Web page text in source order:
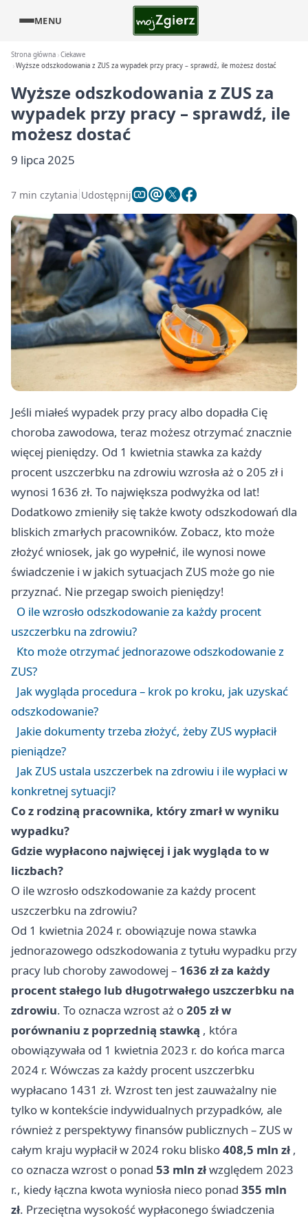
MENU
Strona główna Ciekawe
Wyższe odszkodowania z ZUS za wypadek przy pracy – sprawdź, ile możesz dostać
Wyższe odszkodowania z ZUS za
wypadek przy pracy – sprawdź, ile
możesz dostać
9 lipca 2025
7 min czytania Udostępnij
Jeśli miałeś wypadek przy pracy albo dopadła Cię
choroba zawodowa, teraz możesz otrzymać znacznie
więcej pieniędzy. Od 1 kwietnia stawka za każdy
procent uszczerbku na zdrowiu wzrosła aż o 205 zł i
wynosi 1636 zł. To największa podwyżka od lat!
Dodatkowo zmieniły się także kwoty odszkodowań dla
bliskich zmarłych pracowników. Zobacz, kto może
złożyć wniosek, jak go wypełnić, ile wynosi nowe
świadczenie i w jakich sytuacjach ZUS może go nie
przyznać. Nie przegap swoich pieniędzy!
O ile wzrosło odszkodowanie za każdy procent
uszczerbku na zdrowiu?
Kto może otrzymać jednorazowe odszkodowanie z
ZUS?
Jak wygląda procedura – krok po kroku, jak uzyskać
odszkodowanie?
Jakie dokumenty trzeba złożyć, żeby ZUS wypłacił
pieniądze?
Jak ZUS ustala uszczerbek na zdrowiu i ile wypłaci w
konkretnej sytuacji?
Co z rodziną pracownika, który zmarł w wyniku
wypadku?
Gdzie wypłacono najwięcej i jak wygląda to w
liczbach?
O ile wzrosło odszkodowanie za każdy procent
uszczerbku na zdrowiu?
Od 1 kwietnia 2024 r. obowiązuje nowa stawka
jednorazowego odszkodowania z tytułu wypadku przy
pracy lub choroby zawodowej – 1636 zł za każdy
procent stałego lub długotrwałego uszczerbku na
zdrowiu. To oznacza wzrost aż o205 zł w
porównaniu z poprzednią stawką , która
obowiązywała od 1 kwietnia 2023 r. do końca marca
2024 r. Wówczas za każdy procent uszczerbku
wypłacano 1431 zł. Wzrost ten jest zauważalny nie
tylko w kontekście indywidualnych przypadków, ale
również z perspektywy finansów publicznych – ZUS w
całym kraju wypłacił w 2024 roku blisko408,5 mln zł ,
co oznacza wzrost o ponad 53 mln złwzględem 2023
r., kiedy łączna kwota wyniosła nieco ponad 355 mln
zł. Przeciętna wysokość wypłaconego świadczenia